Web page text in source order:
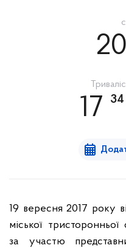
20
17 34
19 вересня 2017 року
міської
за участю